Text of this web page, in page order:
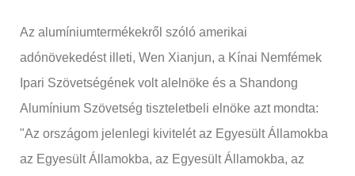
Az alumíniumtermékekről szóló amerikai
adónövekedést illeti, Wen Xianjun, a Kínai Nemfémek
Ipari Szövetségének volt alelnöke és a Shandong
Alumínium Szövetség tiszteletbeli elnöke azt mondta:
"Az országom jelenlegi kivitelét az Egyesült Államokba
az Egyesült Államokba, az Egyesült Államokba, az